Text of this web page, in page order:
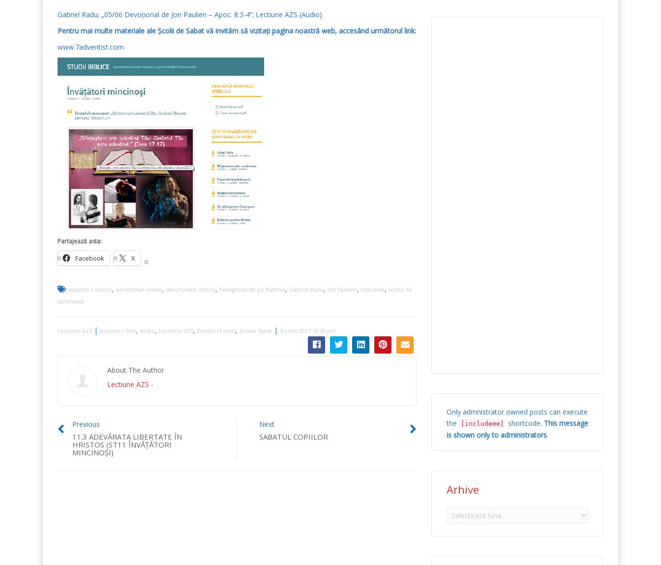
pentru
Gabriel Radu; „05/06 Devoțional de Jon Paulien – Apoc. 8:3-4”; Lectiune AZS (Audio)
Pentru mai multe materiale ale Școlii de Sabat vă invităm să vizitați pagina noastră web, accesând următorul link:
www.7adventist.com
Partajează asta:
Facebook X
alejandro bullon, devotional online, devotionale online, Evanghelia de pe Patmos, Gabriel Radu, Jon Paulien, matutina, textul de
dimineata
Lectiune AZS | Articole / Stiri, Audio, Lectiune AZS, Predici (Toate), Scoala Sabat | 4 iunie 2017 10:30 pm
About The Author
Lectiune AZS -
Previous
11.3 ADEVĂRATA LIBERTATE ÎN
HRISTOS (ST11 ÎNVĂŢĂTORI
MINCINOŞI)
Next
SABATUL COPIILOR
Only admnistrator owned posts can execute
the
[includeme] shortcode. This message
is shown only to administrators.
Arhive
Arhive